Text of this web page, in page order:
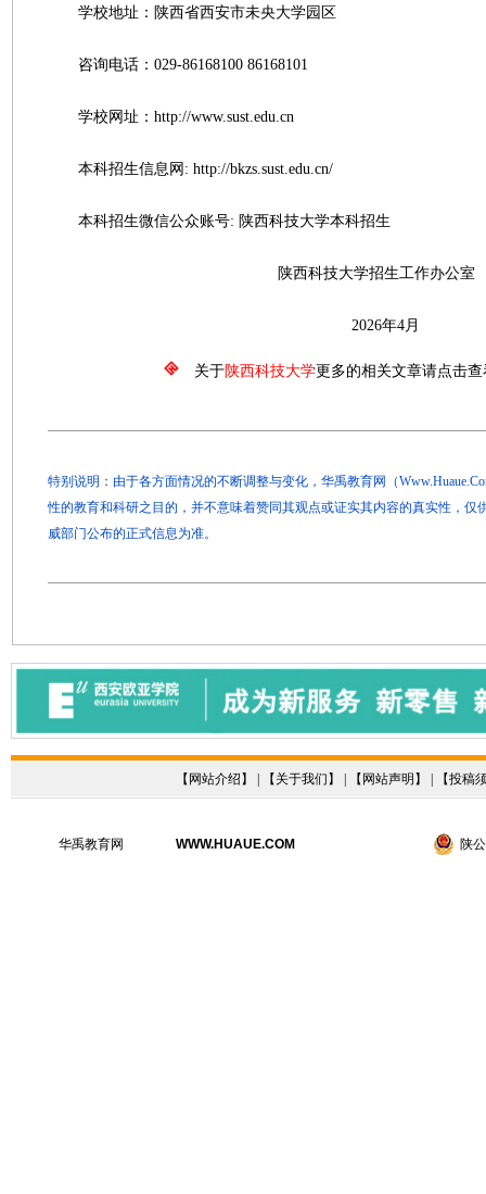
学校地址：陕西省西安市未央大学园区
咨询电话：029-86168100 86168101
学校网址：http://www.sust.edu.cn
本科招生信息网: http://bkzs.sust.edu.cn/
本科招生微信公众账号: 陕西科技大学本科招生
陕西科技大学招生工作办公室
2026年4月
关于陕西科技大学更多的相关文章请点击查
特别说明：由于各方面情况的不断调整与变化，华禹教育网（
性的教育和科研之目的，并不意味着赞同其观点或证实其内容的真实性，仅
威部门公布的正式信息为准。
【 网站介绍 】 | 【 关于我们 】 | 【 网站声明 】 | 【投稿
华禹教育网 WWW.HUAUE.COM 陕